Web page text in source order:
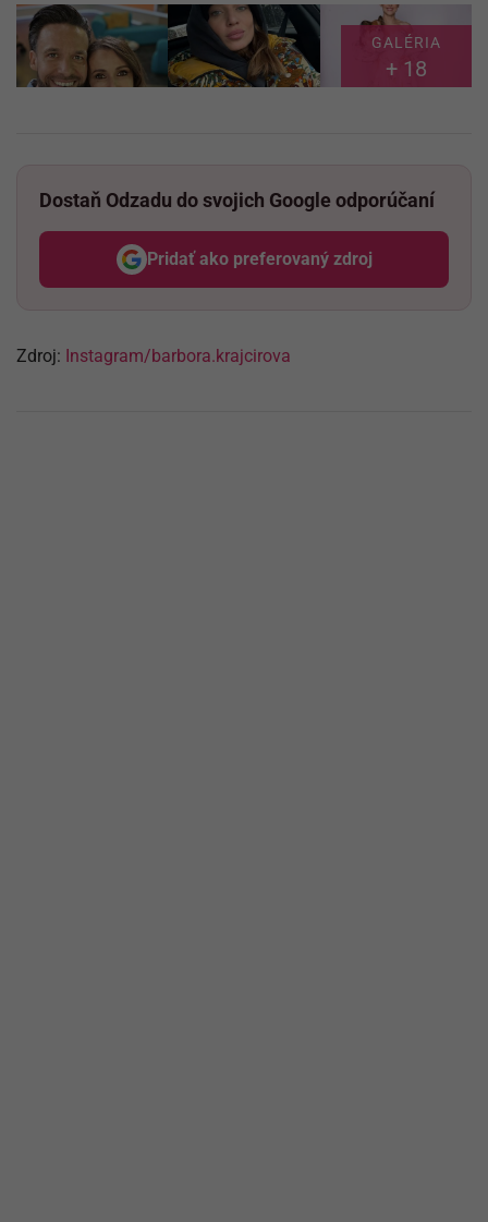
GALÉRIA
+ 18
Dostaň Odzadu do svojich Google odporúčaní
Pridať ako preferovaný zdroj
Odzadu, odkaz sa otvorí v
Zdroj: Instagram/barbora.krajcirova